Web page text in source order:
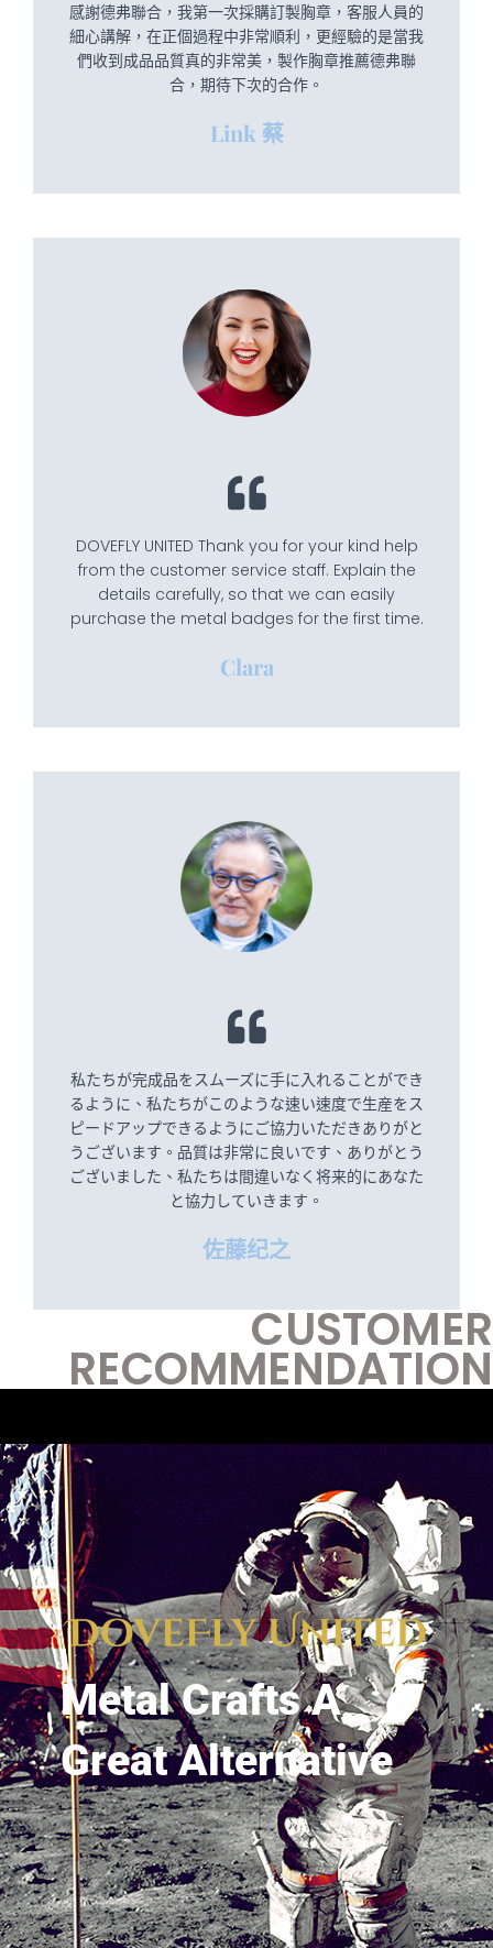
感謝德弗聯合，我第一次採購訂製胸章，客服人員的
細心講解，在正個過程中非常順利，更經驗的是當我
們收到成品品質真的非常美，製作胸章推薦德弗聯
合，期待下次的合作。
Link 蔡
DOVEFLY UNITED Thank you for your kind help
from the customer service staff. Explain the
details carefully, so that we can easily
purchase the metal badges for the first time.
Clara
私たちが完成品をスムーズに手に入れることができ
るように、私たちがこのような速い速度で生産をス
ピードアップできるようにご協力いただきありがと
うございます。品質は非常に良いです、ありがとう
ございました、私たちは間違いなく将来的にあなた
と協力していきます。
佐藤纪之
CUSTOMER
RECOMMENDATION
Metal Crafts A
Great Alternative